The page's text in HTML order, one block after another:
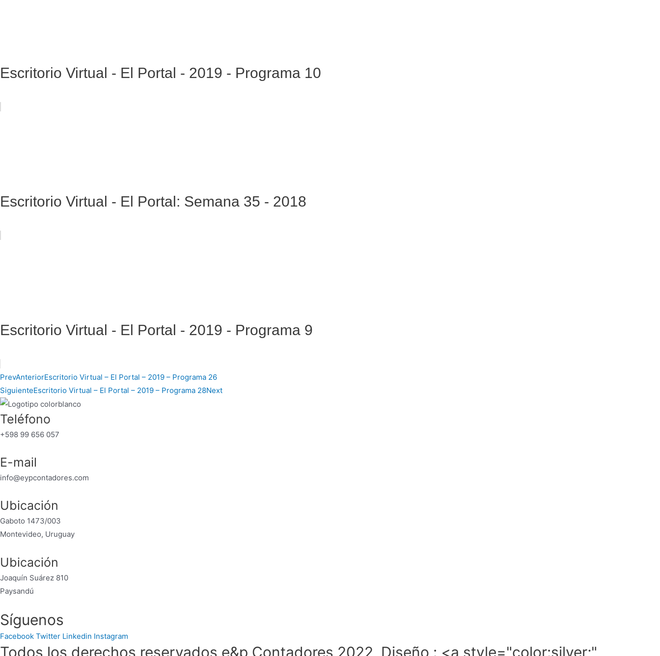
Escritorio Virtual - El Portal - 2019 - Programa 10
Escritorio Virtual - El Portal: Semana 35 - 2018
Escritorio Virtual - El Portal - 2019 - Programa 9
PrevAnteriorEscritorio Virtual – El Portal – 2019 – Programa 26
SiguienteEscritorio Virtual – El Portal – 2019 – Programa 28Next
Teléfono
+598 99 656 057
E-mail
info@eypcontadores.com
Ubicación
Gaboto 1473/003
Montevideo, Uruguay
Ubicación
Joaquín Suárez 810
Paysandú
Síguenos
Facebook Twitter Linkedin Instagram
Todos los derechos reservados e&p Contadores 2022, Diseño : <a style="color:silver;"